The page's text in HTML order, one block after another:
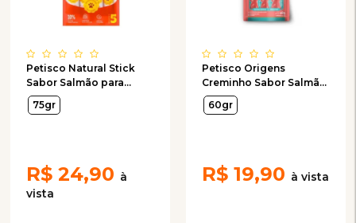
Petisco Natural Stick
Sabor Salmão para
Gatos com 5 Unidades
de 15g
75gr
R$ 24,90
Petisco Origens
Creminho Sabor Salmão
para Gatos com 4
Unidades de 15g
60gr
R$ 19,90